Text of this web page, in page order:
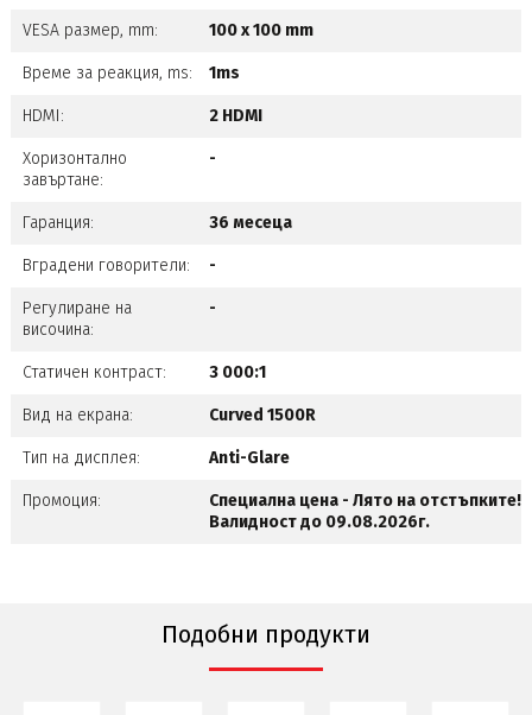
VESA размер, mm: 100 x 100 mm
Време за реакция, ms: 1ms
HDMI: 2 HDMI
Хоризонтално
завъртане:
-
Гаранция: 36 месеца
Вградени говорители: -
Регулиране на
височина:
-
Статичен контраст: 3 000:1
Вид на екрана: Curved 1500R
Тип на дисплея: Anti-Glare
Промоция:
Специална цена - Лято на отстъпките!
Валидност до 09.08.2026г.
Подобни продукти